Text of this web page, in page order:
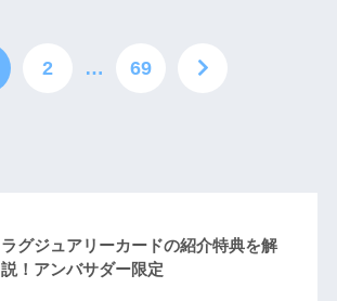
2 … 69
ラグジュアリーカードの紹介特典を解
説！アンバサダー限定